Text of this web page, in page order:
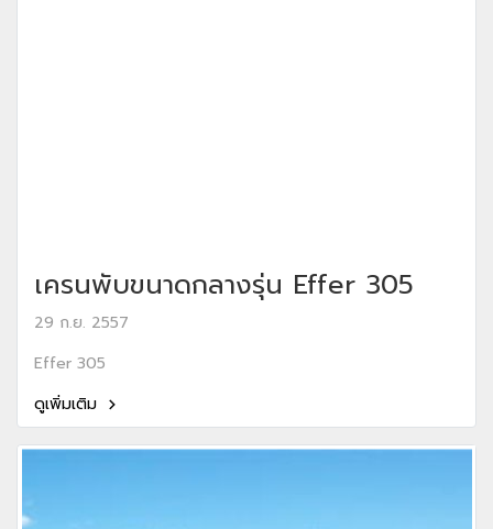
เครนพับขนาดกลางรุ่น Effer 305
29 ก.ย. 2557
Effer 305
ดูเพิ่มเติม